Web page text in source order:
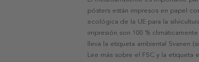
pósters están impresos en papel
ecológica de la UE para la
impresión son 100 %
lleva la etiqueta ambiental Svanen
Lee más sobre el FSC y la etiqueta